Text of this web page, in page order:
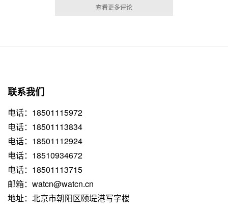
查看更多评论
联系我们
电话：18501115972
电话：18501113834
电话：18501112924
电话：18510934672
电话：18501113715
邮箱：watcn@watcn.cn
地址：北京市朝阳区颐堤港写字楼